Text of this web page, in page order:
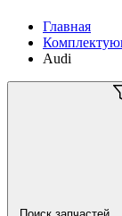
Главная
Audi